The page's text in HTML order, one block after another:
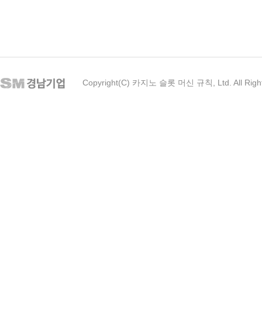
Copyright(C) 카지노 슬롯 머신 규칙, Ltd. All